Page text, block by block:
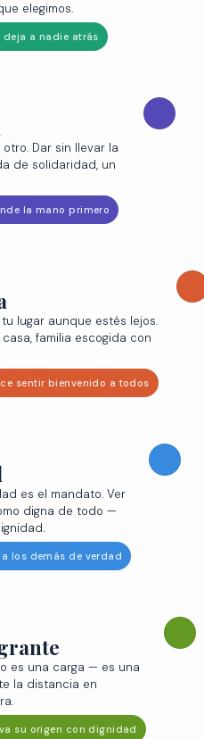
elegimos.
deja a nadie atrás
Dar sin llevar la
de solidaridad, un
la mano primero
lugar aunque estés lejos.
familia escogida con
sentir bienvenido a todos
es el mandato. Ver
digna de todo —
los demás de verdad
es una carga — es una
la distancia en
su origen con dignidad